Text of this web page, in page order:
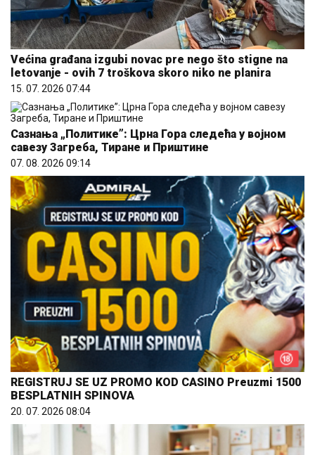
Većina građana izgubi novac pre nego što stigne na
letovanje - ovih 7 troškova skoro niko ne planira
15. 07. 2026 07:44
Сазнања „Политике”: Црна Гора следећа у војном
савезу Загреба, Тиране и Приштине
07. 08. 2026 09:14
REGISTRUJ SE UZ PROMO KOD CASINO Preuzmi 1500
BESPLATNIH SPINOVA
20. 07. 2026 08:04